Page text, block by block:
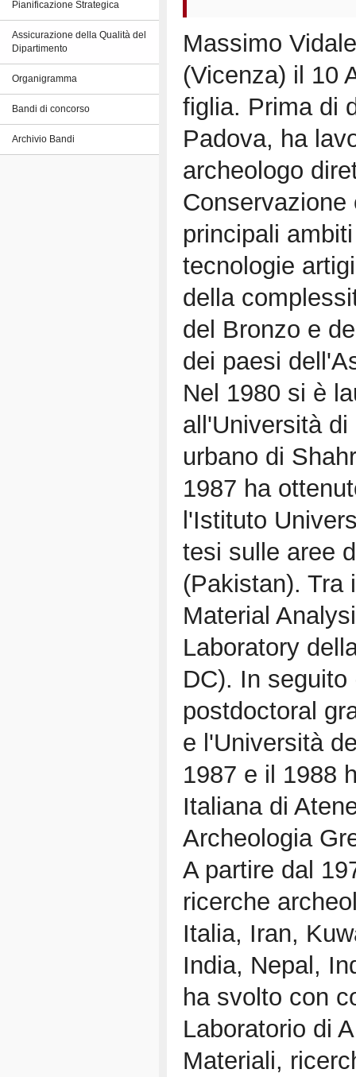
Pianificazione Strategica
Assicurazione della Qualità del
Dipartimento
Organigramma
Bandi di concorso
Archivio Bandi
Massimo
(Vicenza) il 10
figlia. Prima di
Padova, ha
archeologo
principali
tecnologie
della
del Bronzo e
dei paesi
Nel 1980 si è
all'Università
urbano di
1987 ha
l'Istituto
tesi sulle aree
(Pakistan). Tra
Material
Laboratory
DC). In
postdoctoral
e l'Università
1987 e il 1988
Italiana di
Archeologia
A partire dal
ricerche
Italia, Iran,
India, Nepal,
ha svolto con
Laboratorio di
Materiali,